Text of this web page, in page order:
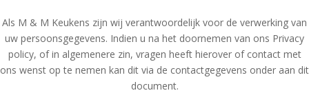
Als M & M Keukens zijn wij verantwoordelijk voor de verwerking van
uw persoonsgegevens. Indien u na het doornemen van ons Privacy
policy, of in algemenere zin, vragen heeft hierover of contact met
ons wenst op te nemen kan dit via de contactgegevens onder aan dit
document.